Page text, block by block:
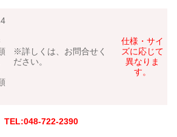
※詳しくは、お問合せく
ださい。
仕様・サイ
ズに応じて
異なりま
す。
TEL:048‐722‐2390